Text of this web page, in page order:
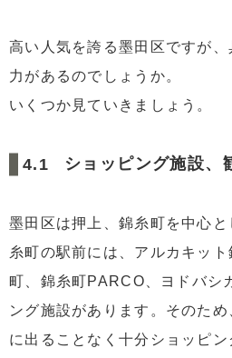
高い人気を誇る墨田区ですが
力があるのでしょうか。
いくつか見ていきましょう。
ショッピング施設、
墨田区は押上、錦糸町を中心
糸町の駅前には、アルカキッ
町、錦糸町PARCO、ヨドバシ
ング施設があります。そのた
に出ることなく十分ショッピ